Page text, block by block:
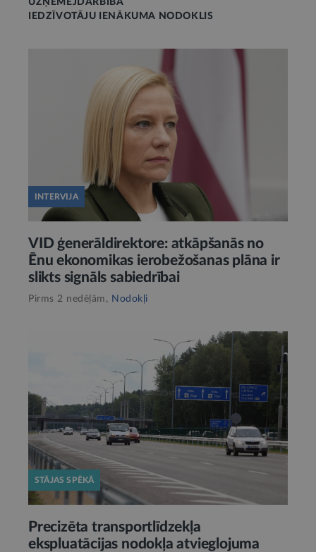
UZŅĒMĒJDARBĪBA
IEDZĪVOTĀJU IENĀKUMA NODOKLIS
INTERVIJA
VID ģenerāldirektore: atkāpšanās no
Ēnu ekonomikas ierobežošanas plāna ir
slikts signāls sabiedrībai
Pirms 2 nedēļām, Nodokļi
STĀJAS SPĒKĀ
Precizēta transportlīdzekļa
ekspluatācijas nodokļa atvieglojuma